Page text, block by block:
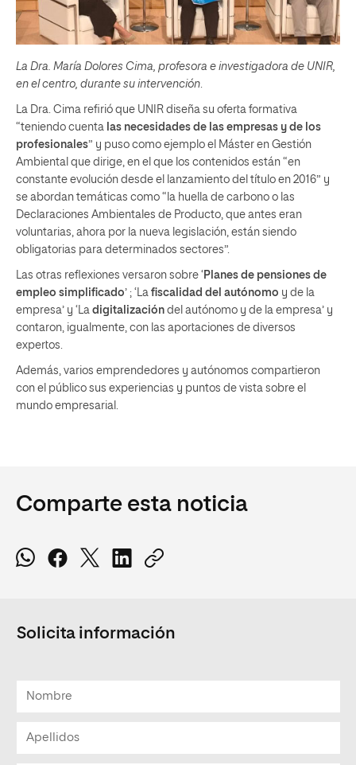
La Dra. María Dolores Cima, profesora e investigadora de UNIR,
en el centro, durante su intervención
La Dra. Cima refirió que UNIR diseña su oferta formativa
“teniendo cuenta las necesidades de las empresas y de los
profesionales” y puso como ejemplo el Máster en Gestión
Ambiental que dirige, en el que los contenidos están “en
constante evolución desde el lanzamiento del título en 2016” y
se abordan temáticas como “la huella de carbono o las
Declaraciones Ambientales de Producto, que antes eran
voluntarias, ahora por la nueva legislación, están siendo
obligatorias para determinados sectores”.
Las otras reflexiones versaron sobre ‘Planes de pensiones de
empleo simplificado’ ; ‘La fiscalidad del autónomo y de la
empresa’ y ‘La digitalización del autónomo y de la empresa’ y
contaron, igualmente, con las aportaciones de diversos
expertos.
Además, varios emprendedores y autónomos compartieron
con el público sus experiencias y puntos de vista sobre el
mundo empresarial.
Comparte esta noticia
Solicita información